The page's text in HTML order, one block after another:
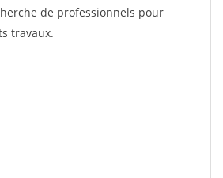
de professionnels pour
travaux.